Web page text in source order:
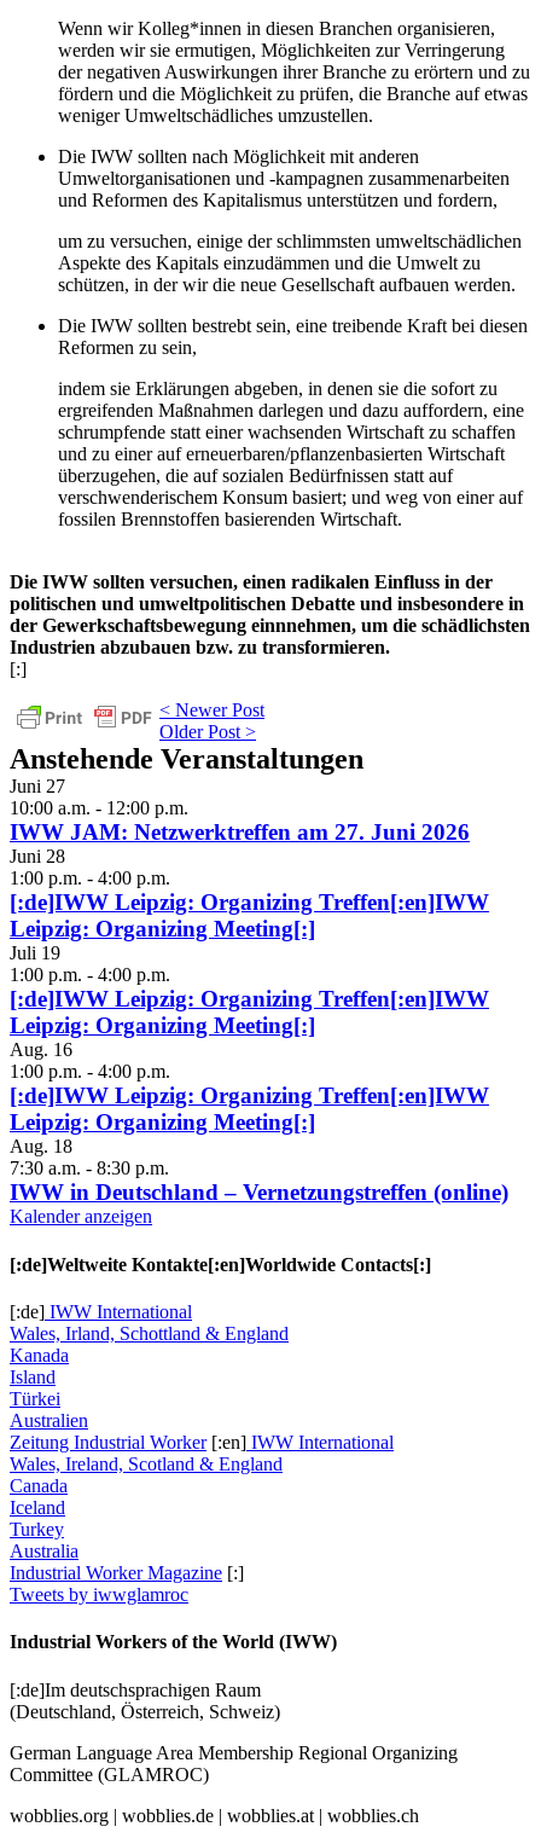
Wenn wir Kolleg*innen in diesen Branchen organisieren,
werden wir sie ermutigen, Möglichkeiten zur Verringerung
der negativen Auswirkungen ihrer Branche zu erörtern und zu
fördern und die Möglichkeit zu prüfen, die Branche auf etwas
weniger Umweltschädliches umzustellen.
Die IWW sollten nach Möglichkeit mit anderen
Umweltorganisationen und -kampagnen zusammenarbeiten
und Reformen des Kapitalismus unterstützen und fordern,
um zu versuchen, einige der schlimmsten umweltschädlichen
Aspekte des Kapitals einzudämmen und die Umwelt zu
schützen, in der wir die neue Gesellschaft aufbauen werden.
Die IWW sollten bestrebt sein, eine treibende Kraft bei diesen
Reformen zu sein,
indem sie Erklärungen abgeben, in denen sie die sofort zu
ergreifenden Maßnahmen darlegen und dazu auffordern, eine
schrumpfende statt einer wachsenden Wirtschaft zu schaffen
und zu einer auf erneuerbaren/pflanzenbasierten Wirtschaft
überzugehen, die auf sozialen Bedürfnissen statt auf
verschwenderischem Konsum basiert; und weg von einer auf
fossilen Brennstoffen basierenden Wirtschaft.
Die IWW sollten versuchen, einen radikalen Einfluss in der
politischen und umweltpolitischen Debatte und insbesondere in
der Gewerkschaftsbewegung einnnehmen, um die schädlichsten
Industrien abzubauen bzw. zu transformieren.
[:]
< Newer Post
Older Post >
Anstehende Veranstaltungen
Juni 27
10:00 a.m. - 12:00 p.m.
IWW JAM: Netzwerktreffen am 27. Juni 2026
Juni 28
1:00 p.m. - 4:00 p.m.
[:de]IWW Leipzig: Organizing Treffen[:en]IWW
Leipzig: Organizing Meeting[:]
Juli 19
1:00 p.m. - 4:00 p.m.
[:de]IWW Leipzig: Organizing Treffen[:en]IWW
Leipzig: Organizing Meeting[:]
Aug. 16
1:00 p.m. - 4:00 p.m.
[:de]IWW Leipzig: Organizing Treffen[:en]IWW
Leipzig: Organizing Meeting[:]
Aug. 18
7:30 a.m. - 8:30 p.m.
IWW in Deutschland – Vernetzungstreffen (online)
Kalender anzeigen
[:de]Weltweite Kontakte[:en]Worldwide Contacts[:]
[:de] IWW International
Wales, Irland, Schottland & England
Kanada
Island
Türkei
Australien
Zeitung Industrial Worker[:en] IWW International
Wales, Ireland, Scotland & England
Canada
Iceland
Turkey
Australia
Industrial Worker Magazine [:]
Tweets by iwwglamroc
Industrial Workers of the World (IWW)
[:de]Im deutschsprachigen Raum
(Deutschland, Österreich, Schweiz)
German Language Area Membership Regional Organizing
Committee (GLAMROC)
wobblies.org | wobblies.de | wobblies.at | wobblies.ch